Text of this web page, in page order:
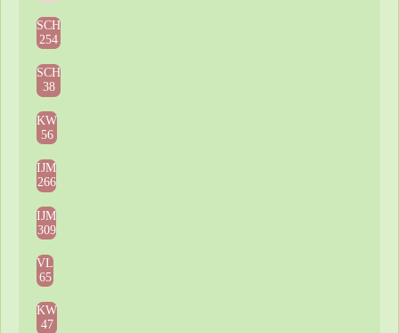
SCH
254
SCH
38
KW
56
IJM
266
IJM
309
VL
65
KW
47